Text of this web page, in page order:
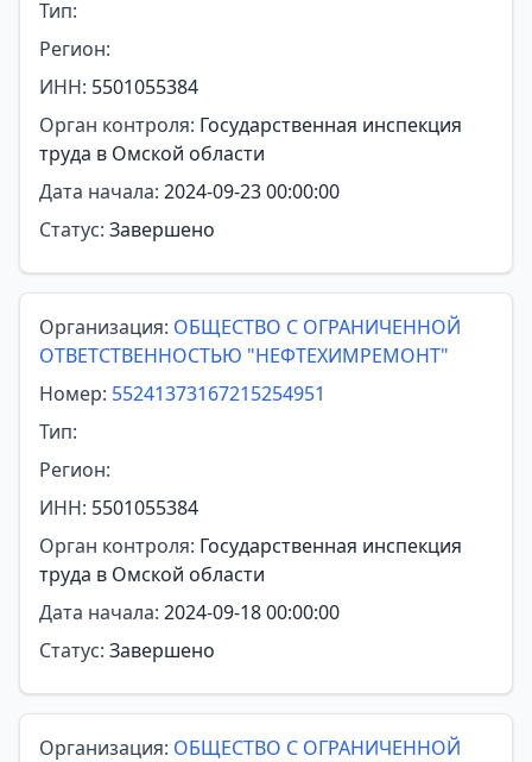
Тип:
Регион:
ИНН: 5501055384
Орган контроля: Государственная инспекция
труда в Омской области
Дата начала: 2024-09-23 00:00:00
Статус: Завершено
Организация: ОБЩЕСТВО С ОГРАНИЧЕННОЙ
ОТВЕТСТВЕННОСТЬЮ "НЕФТЕХИМРЕМОНТ"
Номер: 55241373167215254951
Тип:
Регион:
ИНН: 5501055384
Орган контроля: Государственная инспекция
труда в Омской области
Дата начала: 2024-09-18 00:00:00
Статус: Завершено
Организация: ОБЩЕСТВО С ОГРАНИЧЕННОЙ